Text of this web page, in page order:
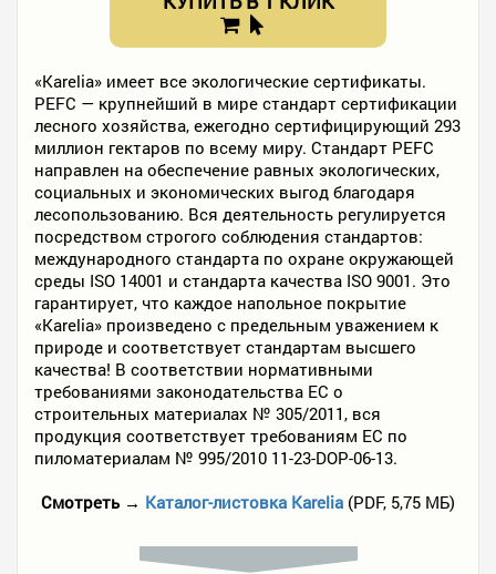
«Karelia» имеет все экологические сертификаты.
PEFC — крупнейший в мире стандарт сертификации
лесного хозяйства, ежегодно сертифицирующий 293
миллион гектаров по всему миру. Стандарт PEFC
направлен на обеспечение равных экологических,
социальных и экономических выгод благодаря
лесопользованию. Вся деятельность регулируется
посредством строгого соблюдения стандартов:
международного стандарта по охране окружающей
среды ISO 14001 и стандарта качества ISO 9001. Это
гарантирует, что каждое напольное покрытие
«Karelia» произведено с предельным уважением к
природе и соответствует стандартам высшего
качества! В соответствии нормативными
требованиями законодательства ЕС о
строительных материалах № 305/2011, вся
продукция соответствует требованиям ЕС по
пиломатериалам № 995/2010 11-23-DOP-06-13.
Смотреть → Каталог-листовка Karelia (PDF, 5,75 МБ)